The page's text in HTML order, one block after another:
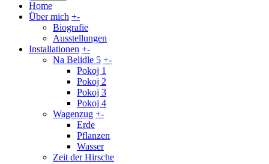
Home
Über mich +-
Biografie
Ausstellungen
Installationen +-
Na Belidle 5 +-
Pokoj 1
Pokoj 2
Pokoj 3
Pokoj 4
Wagenzug +-
Erde
Pflanzen
Wasser
Zeit der Hirsche